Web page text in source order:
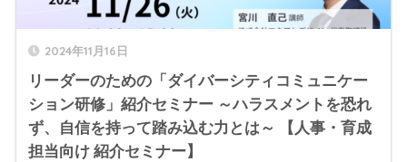
2024年11月16日
リーダーのための「ダイバーシティコミュニケー
ション研修」紹介セミナー ～ハラスメントを恐れ
ず、自信を持って踏み込む力とは～ 【人事・育成
担当向け 紹介セミナー】